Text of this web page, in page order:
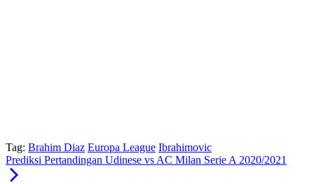
Tag: Brahim Diaz Europa League Ibrahimovic
Prediksi Pertandingan Udinese vs AC Milan Serie A 2020/2021